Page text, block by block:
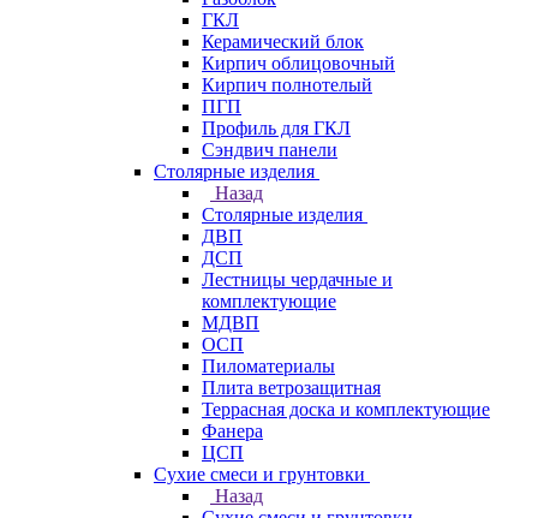
ГКЛ
Керамический блок
Кирпич облицовочный
Кирпич полнотелый
ПГП
Профиль для ГКЛ
Сэндвич панели
Столярные изделия
Назад
Столярные изделия
ДВП
ДСП
Лестницы чердачные и
комплектующие
МДВП
ОСП
Пиломатериалы
Плита ветрозащитная
Террасная доска и комплектующие
Фанера
ЦСП
Сухие смеси и грунтовки
Назад